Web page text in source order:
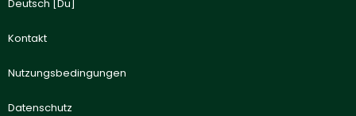
Deutsch [Du]
Kontakt
Nutzungsbedingungen
Datenschutz